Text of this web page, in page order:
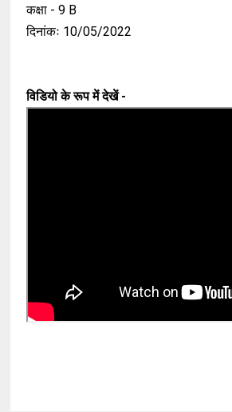
कक्षा - 9 B
दिनांकः 10/05/2022
विडियो के रूप में देखें -